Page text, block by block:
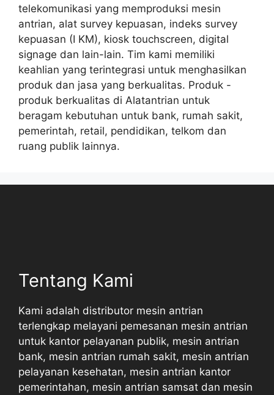
telekomunikasi yang memproduksi mesin
antrian, alat survey kepuasan, indeks survey
kepuasan (I KM), kiosk touchscreen, digital
signage dan lain-lain. Tim kami memiliki
keahlian yang terintegrasi untuk menghasilkan
produk dan jasa yang berkualitas. Produk -
produk berkualitas di Alatantrian untuk
beragam kebutuhan untuk bank, rumah sakit,
pemerintah, retail, pendidikan, telkom dan
ruang publik lainnya.
Tentang Kami
Kami adalah distributor mesin antrian
terlengkap melayani pemesanan mesin antrian
untuk kantor pelayanan publik, mesin antrian
bank, mesin antrian rumah sakit, mesin antrian
pelayanan kesehatan, mesin antrian kantor
pemerintahan, mesin antrian samsat dan mesin